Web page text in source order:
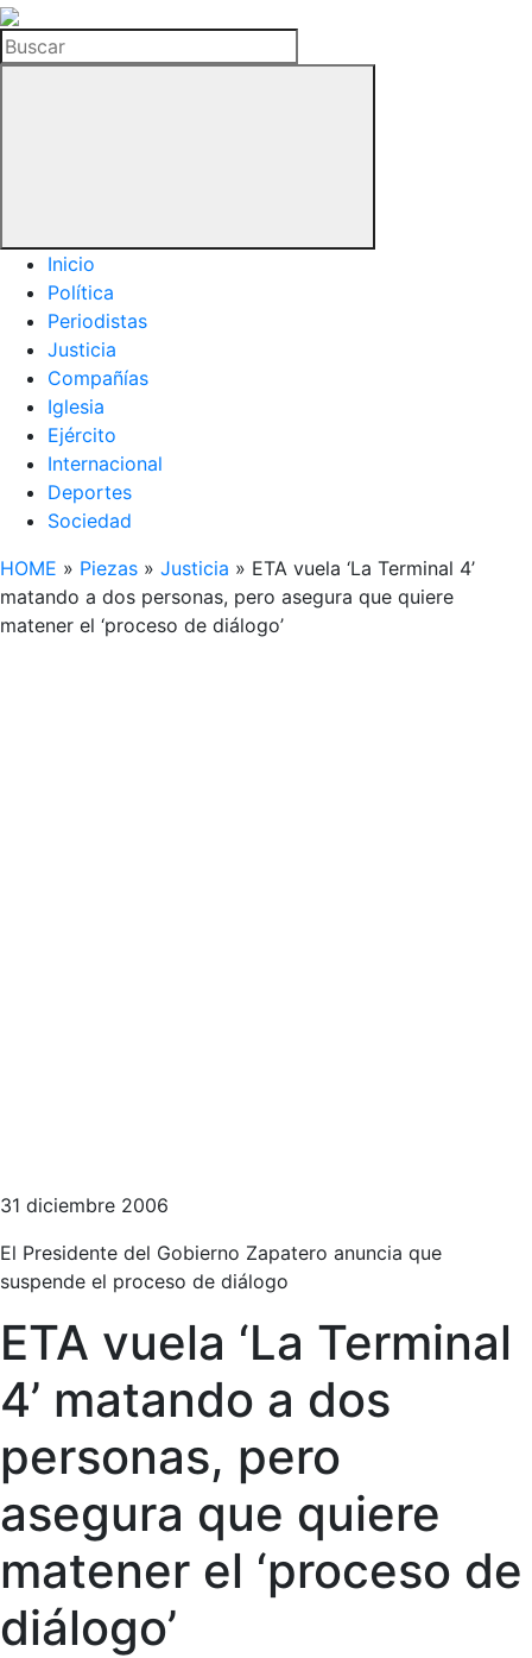
La
Hemeroteca
del
Buscar
Inicio
Política
Periodistas
Justicia
Compañías
Iglesia
Ejército
Internacional
Deportes
Sociedad
HOME » Piezas » Justicia » ETA vuela ‘La Terminal 4’
matando a dos personas, pero asegura que quiere
matener el ‘proceso de diálogo’
31 diciembre 2006
El Presidente del Gobierno Zapatero anuncia que
suspende el proceso de diálogo
ETA vuela ‘La Terminal
4’ matando a dos
personas, pero
asegura que quiere
matener el ‘proceso de
diálogo’